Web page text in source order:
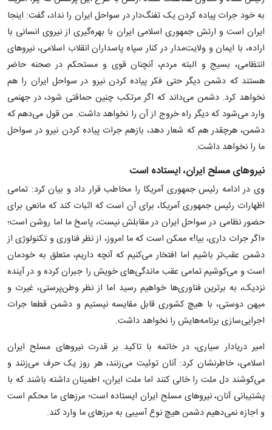
به خود جرات پیاده کردن یک تفنگ‌دار در سواحل ایران را نداد، گفت: اینجا
ایران است و ارتش جمهوری اسلامی ایران با بهره‌گیری از نیروی انسانی با
اراده، با ایمان و ولایت‌مدار در کنار سپاه پاسداران انقلاب اسلامی، نیروهای
انتظامی، بسیج و البته مردم، آنچنان قوی و مستحکم در صحنه حاضر
هستند که دشمن دیگر حتی فکر پیاده کردن نیرو در سواحل ایران را هم
نخواهد کرد. دشمن می‌داند که اگر مرتکب چنین حماقتی شود، در جهنمی
وارد می‌شود که دیگر راه خروج از آن را نخواهد داشت. من قول می‌دهم که
دشمن، هرچقدر هم که شعار دهد، بازهم جرات پیاده کردن نیرو در سواحل
ما را نخواهد داشت.
نیروهای مسلح ایران، ایستاده است
وی در ادامه رئیس جمهوری آمریکا را مخاطب قرار داد و بیان کرد: تمامی
اظهارات رئیس جمهوری آمریکا، برای آن است که اثبات کند که مانعی برای
حضور نظامی در سواحل ایران در مقابلش نیست، پاسخ ما اما روشن است؛
«اگر جرات داری، بیا!» ممکن است که ما امروز، از نظر فناوری و تکنولوژی از
دشمن عقب‌تر باشیم اما افتخار می‌کنیم که آنچه داریم، متعلق به خودمان
است و می‌کوشیم تمامی عقب ماندگی‌های خویش را جبران کرده و در آینده
نزدیک، به برترین فناوری‌ها خواهیم رسید اما از نظر وطن‌پرستی، غیرت و
میهن دوستی، با هیچ کشوری قابل مقایسه نیستیم و دشمن قطعا جرات
اجرایی‌سازی برنامه‌هایش را نخواهد داشت.
امیر دریادار سیاری، در خاتمه با تاکید بر قدرت نیروهای مسلح ایران
اسلامی، خاطرنشان کرد: آنان توئیت می‌زنند، هر روز یک حرف می‌زنند و
می‌کوشند دل ملت را خالی کنند اما ملت ایران، اطمینان داشته باشند که با
پشتیبانی آنان، نیروهای مسلح ایران ایستاده است؛ مرزهای ما محکم است
و اجازه نمی‌دهیم دشمن هیچ نوع آسیبی به مرزهای ما وارد کند.